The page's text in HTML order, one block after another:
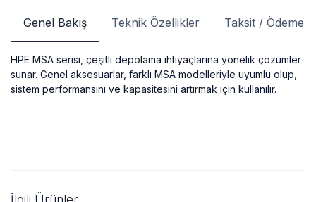
Genel Bakış Teknik Özellikler Taksit / Ödeme
HPE MSA serisi, çeşitli depolama ihtiyaçlarına yönelik çözümler
sunar. Genel aksesuarlar, farklı MSA modelleriyle uyumlu olup,
sistem performansını ve kapasitesini artırmak için kullanılır.